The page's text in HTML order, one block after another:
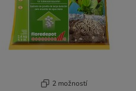
2 možností